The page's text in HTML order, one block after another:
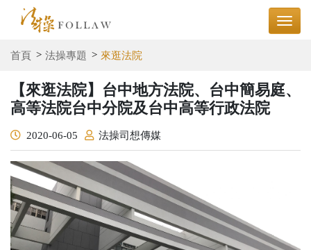
首頁 法操專題 來逛法院
【來逛法院】台中地方法院、台中簡易庭、
高等法院台中分院及台中高等行政法院
2020-06-05 法操司想傳媒